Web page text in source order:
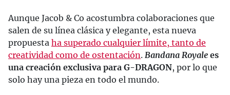
Aunque Jacob & Co acostumbra colaboraciones que
salen de su línea clásica y elegante, esta nueva
propuesta ha superado cualquier límite, tanto de
creatividad como de ostentación. Bandana Royale es
una creación exclusiva para G-DRAGON, por lo que
solo hay una pieza en todo el mundo.